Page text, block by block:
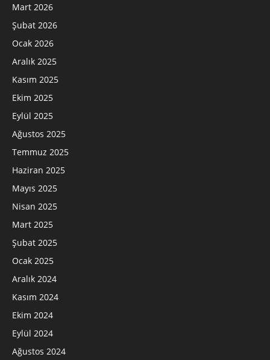
Mart 2026
Şubat 2026
Ocak 2026
Aralık 2025
Kasım 2025
Ekim 2025
Eylül 2025
Ağustos 2025
Temmuz 2025
Haziran 2025
Mayıs 2025
Nisan 2025
Mart 2025
Şubat 2025
Ocak 2025
Aralık 2024
Kasım 2024
Ekim 2024
Eylül 2024
Ağustos 2024